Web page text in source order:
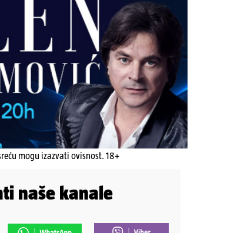
mogu izazvati ovisnost. 18+
naše kanale